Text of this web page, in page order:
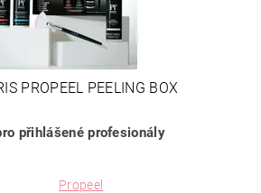
PROPEEL PEELING BOX
přihlášené profesionály
Propeel